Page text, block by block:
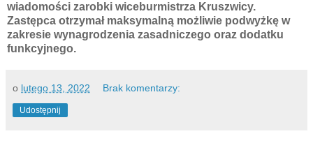
wiadomości zarobki wiceburmistrza Kruszwicy.
Zastępca otrzymał maksymalną możliwie podwyżkę w
zakresie wynagrodzenia zasadniczego oraz dodatku
funkcyjnego.
o lutego 13, 2022 Brak komentarzy:
Udostępnij